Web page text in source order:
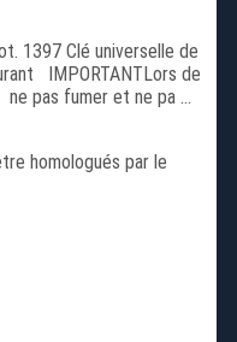
1397 Clé universelle de
IMPORTANTLors de
pas fumer et ne pa ...
homologués par le